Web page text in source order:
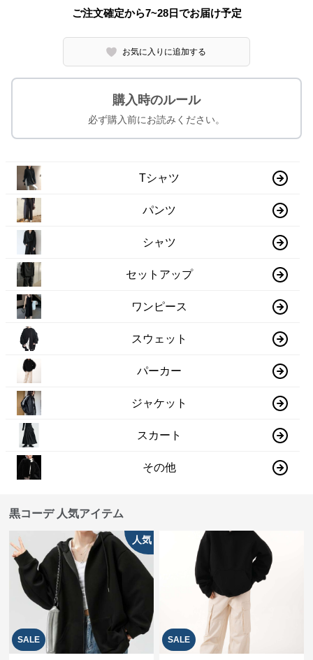
ご注文確定から7~28日でお届け予定
お気に入りに追加する
購入時のルール
必ず購入前にお読みください。
Tシャツ
パンツ
シャツ
セットアップ
ワンピース
スウェット
パーカー
ジャケット
スカート
その他
黒コーデ 人気アイテム
SALE
人気
SALE